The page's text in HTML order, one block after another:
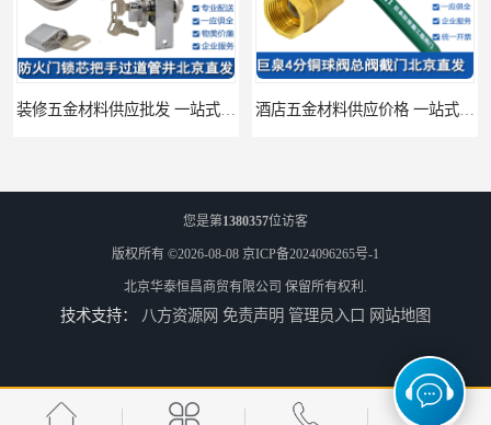
装修五金材料供应批发 一站式供应 酒店五金材料供应价格 一站式配送
建筑五金材料供应配送 一站式五金材料供应商 脸盆冷热水龙头批发商 水龙头冷热洗脸盆池 全城配送
您是第1380357位访客
版权所有 ©2026-08-08 京ICP备2024096265号-1
北京华泰恒昌商贸有限公司 保留所有权利.
技术支持： 八方资源网 免责声明 管理员入口 网站地图